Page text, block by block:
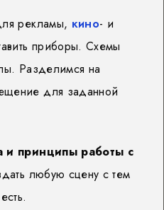
рекламы, кино- и
приборы. Схемы
Разделимся на
для заданной
и принципы работы с
любую сцену с тем